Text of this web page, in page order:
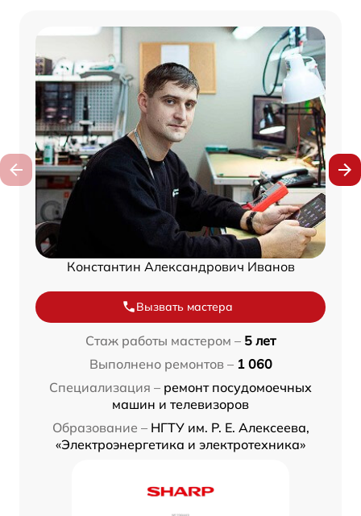
Константин Александрович Иванов
Вызвать мастера
Стаж работы мастером – 5 лет
Выполнено ремонтов – 1 060
Специализация – ремонт посудомоечных
машин и телевизоров
Образование – НГТУ им. Р. Е. Алексеева,
«Электроэнергетика и электротехника»